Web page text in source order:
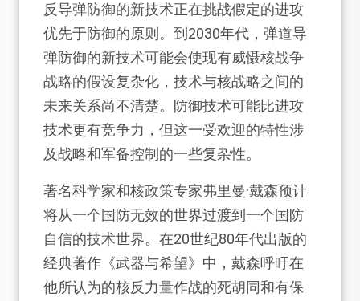
反导弹防御的新技术正在挑战假定的进攻
优先于防御的原则。到2030年代，弹道导
弹防御的新技术可能会使现有威慑核战争
战略的假设复杂化，技术与核战略之间的
未来关系尚不清楚。防御技术可能比进攻
技术更有竞争力，但这一受欢迎的特性涉
及战略和军备控制的一些复杂性。
著名科学家和核政策专家弗里曼·戴森预计
将从一个国防无效的世界过渡到一个国防
自信的技术世界。在20世纪80年代出版的
经典著作《武器与希望》中，戴森呼吁在
他所认为的核反力量作战的死胡同和有保